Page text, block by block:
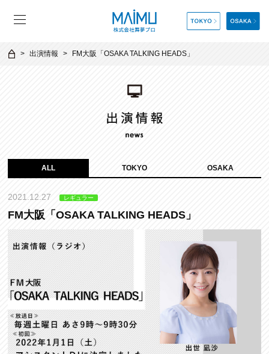
出演情報 FM大阪「OSAKA TALKING HEADS」
ALL TOKYO OSAKA
2021.12.27 レギュラー
FM大阪「OSAKA TALKING HEADS」